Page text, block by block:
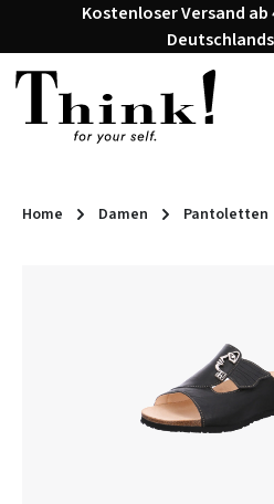
Hauptinhalt springen
Zur Suche springen
Zur Hauptnavigation springen
Kostenloser Versand ab
Deutschlands
Home Damen Pantoletten